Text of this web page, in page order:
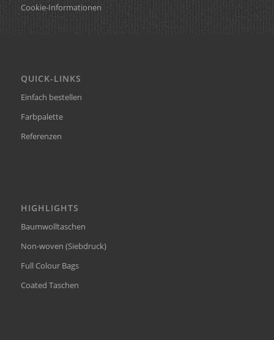
Cookie-Informationen
QUICK-LINKS
Einfach bestellen
Farbpalette
Referenzen
HIGHLIGHTS
Baumwolltaschen
Non-woven (Siebdruck)
Full Colour Bags
Coated Taschen